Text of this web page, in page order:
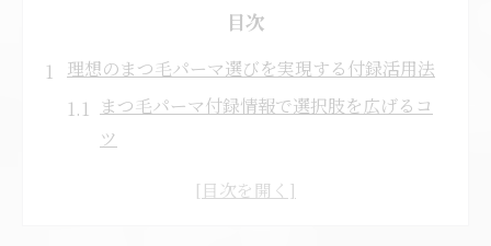
目次
理想のまつ毛パーマ選びを実現する付録活用法
まつ毛パーマ付録情報で選択肢を広げるコ
ツ